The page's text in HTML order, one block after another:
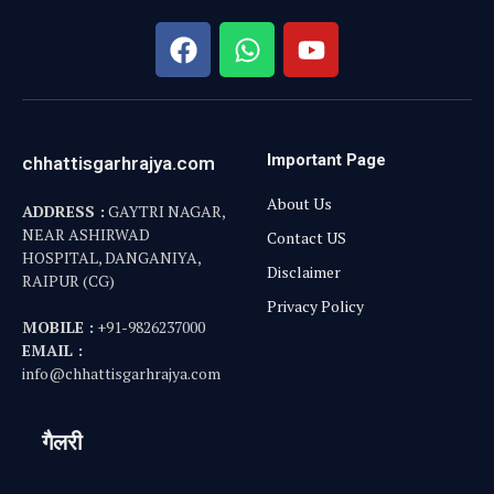
chhattisgarhrajya.com
ADDRESS : GAYTRI NAGAR,
NEAR ASHIRWAD
HOSPITAL, DANGANIYA,
RAIPUR (CG)
MOBILE : +91-9826237000
EMAIL :
info@chhattisgarhrajya.com
Important Page
About Us
Contact US
Disclaimer
Privacy Policy
गैलरी